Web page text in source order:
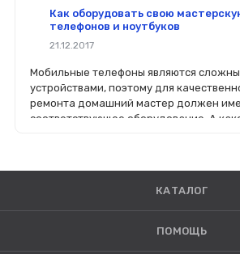
Как оборудовать свою
телефонов и ноутбуков
21.12.2017
Мобильные телефоны являются
устройствами, поэтому для
ремонта домашний мастер должен
соответствующее оборудование. А
КАТАЛОГ
ПОМОЩЬ